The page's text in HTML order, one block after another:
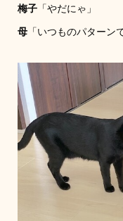
梅子「やだにゃ」
母「いつものパターン